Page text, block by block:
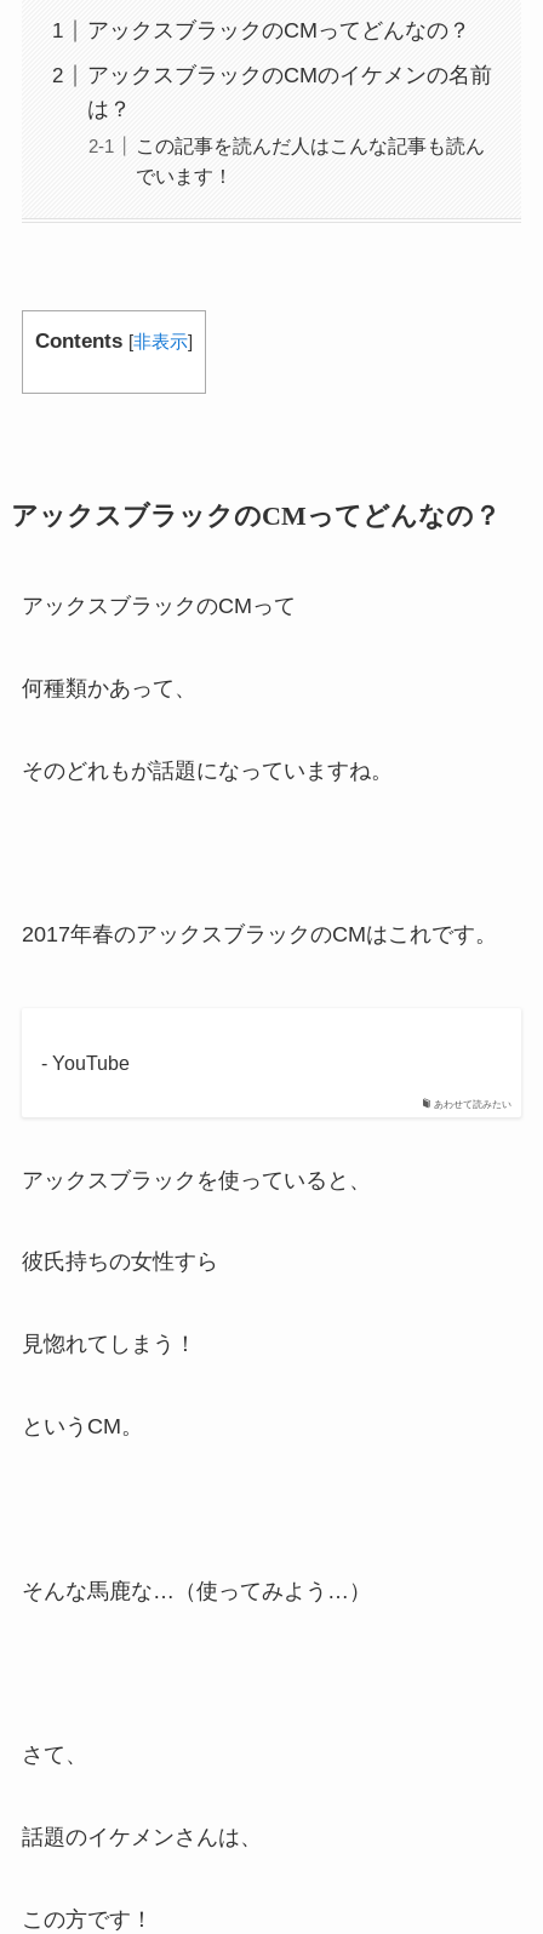
アックスブラックのCMってどんなの？
アックスブラックのCMのイケメンの名前
は？
この記事を読んだ人はこんな記事も読ん
でいます！
Contents [非表示]
アックスブラックのCMってどんなの？
アックスブラックのCMって
何種類かあって、
そのどれもが話題になっていますね。
2017年春のアックスブラックのCMはこれです。
あわせて読みたい
- YouTube
アックスブラックを使っていると、
彼氏持ちの女性すら
見惚れてしまう！
というCM。
そんな馬鹿な…（使ってみよう…）
さて、
話題のイケメンさんは、
この方です！